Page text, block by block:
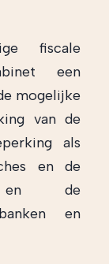
fiscale
een
mogelijke
van de
als
en de
en de
en